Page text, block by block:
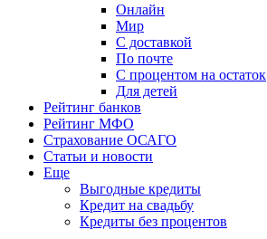
Онлайн
Мир
С доставкой
По почте
С процентом на остаток
Для детей
Рейтинг банков
Рейтинг МФО
Страхование ОСАГО
Статьи и новости
Еще
Выгодные кредиты
Кредит на свадьбу
Кредиты без процентов